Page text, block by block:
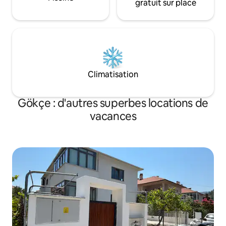
gratuit sur place
Climatisation
Gökçe : d'autres superbes locations de
vacances